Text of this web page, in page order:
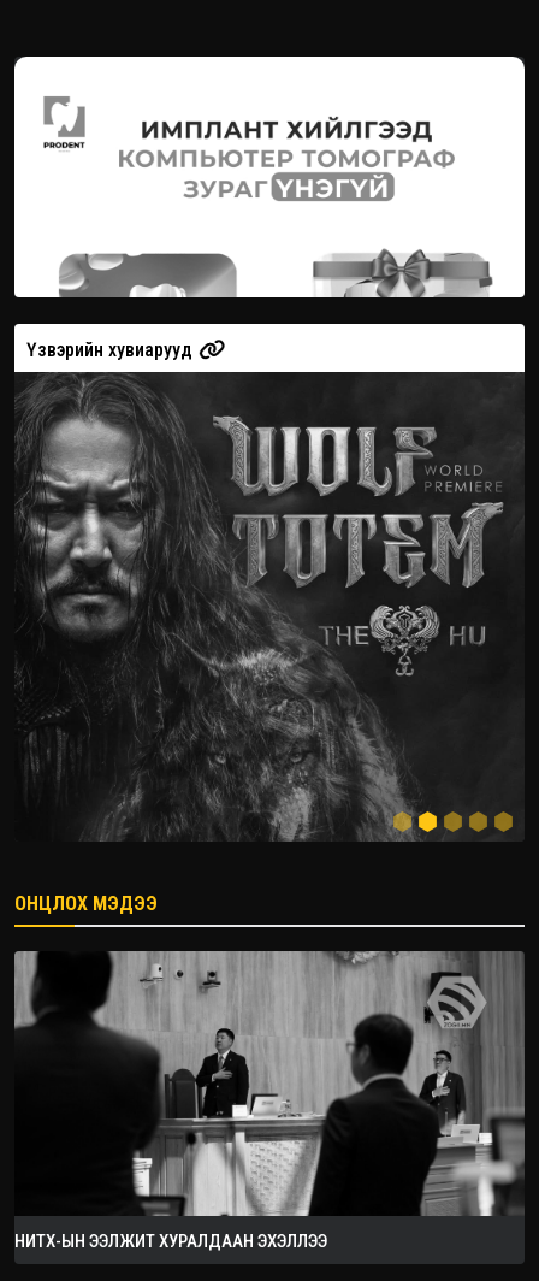
Үзвэрийн хувиарууд
2026.08.08
ОНЦЛОХ МЭДЭЭ
НИТХ-ЫН ЭЭЛЖИТ ХУРАЛДААН ЭХЭЛЛЭЭ